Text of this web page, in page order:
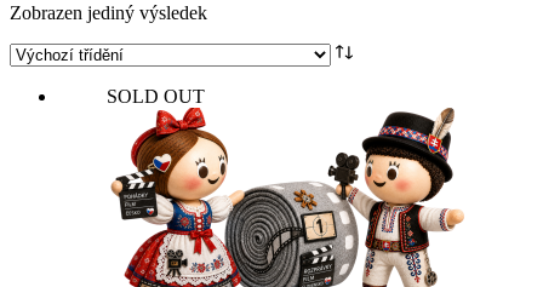
Zobrazen jediný výsledek
SOLD OUT